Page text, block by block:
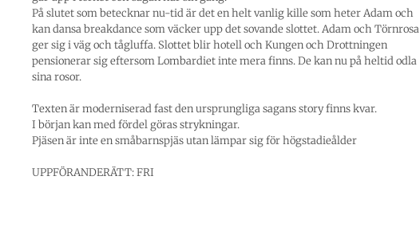
På slutet som betecknar nu-tid är det en helt vanlig kille som heter Adam och
kan dansa breakdance som väcker upp det sovande slottet. Adam och Törnrosa
ger sig i väg och tågluffa. Slottet blir hotell och Kungen och Drottningen
pensionerar sig eftersom Lombardiet inte mera finns. De kan nu på heltid odla
sina rosor.
Texten är moderniserad fast den ursprungliga sagans story finns kvar.
I början kan med fördel göras strykningar.
Pjäsen är inte en småbarnspjäs utan lämpar sig för högstadieålder
UPPFÖRANDERÄTT: FRI